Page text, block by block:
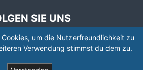
SIE UNS
um die Nutzerfreundlichkeit zu
Verwendung stimmst du dem zu.